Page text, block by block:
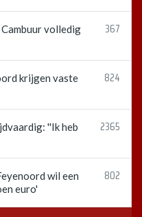
volledig
367
krijgen vaste
824
''Ik heb
2365
wil een
euro'
802